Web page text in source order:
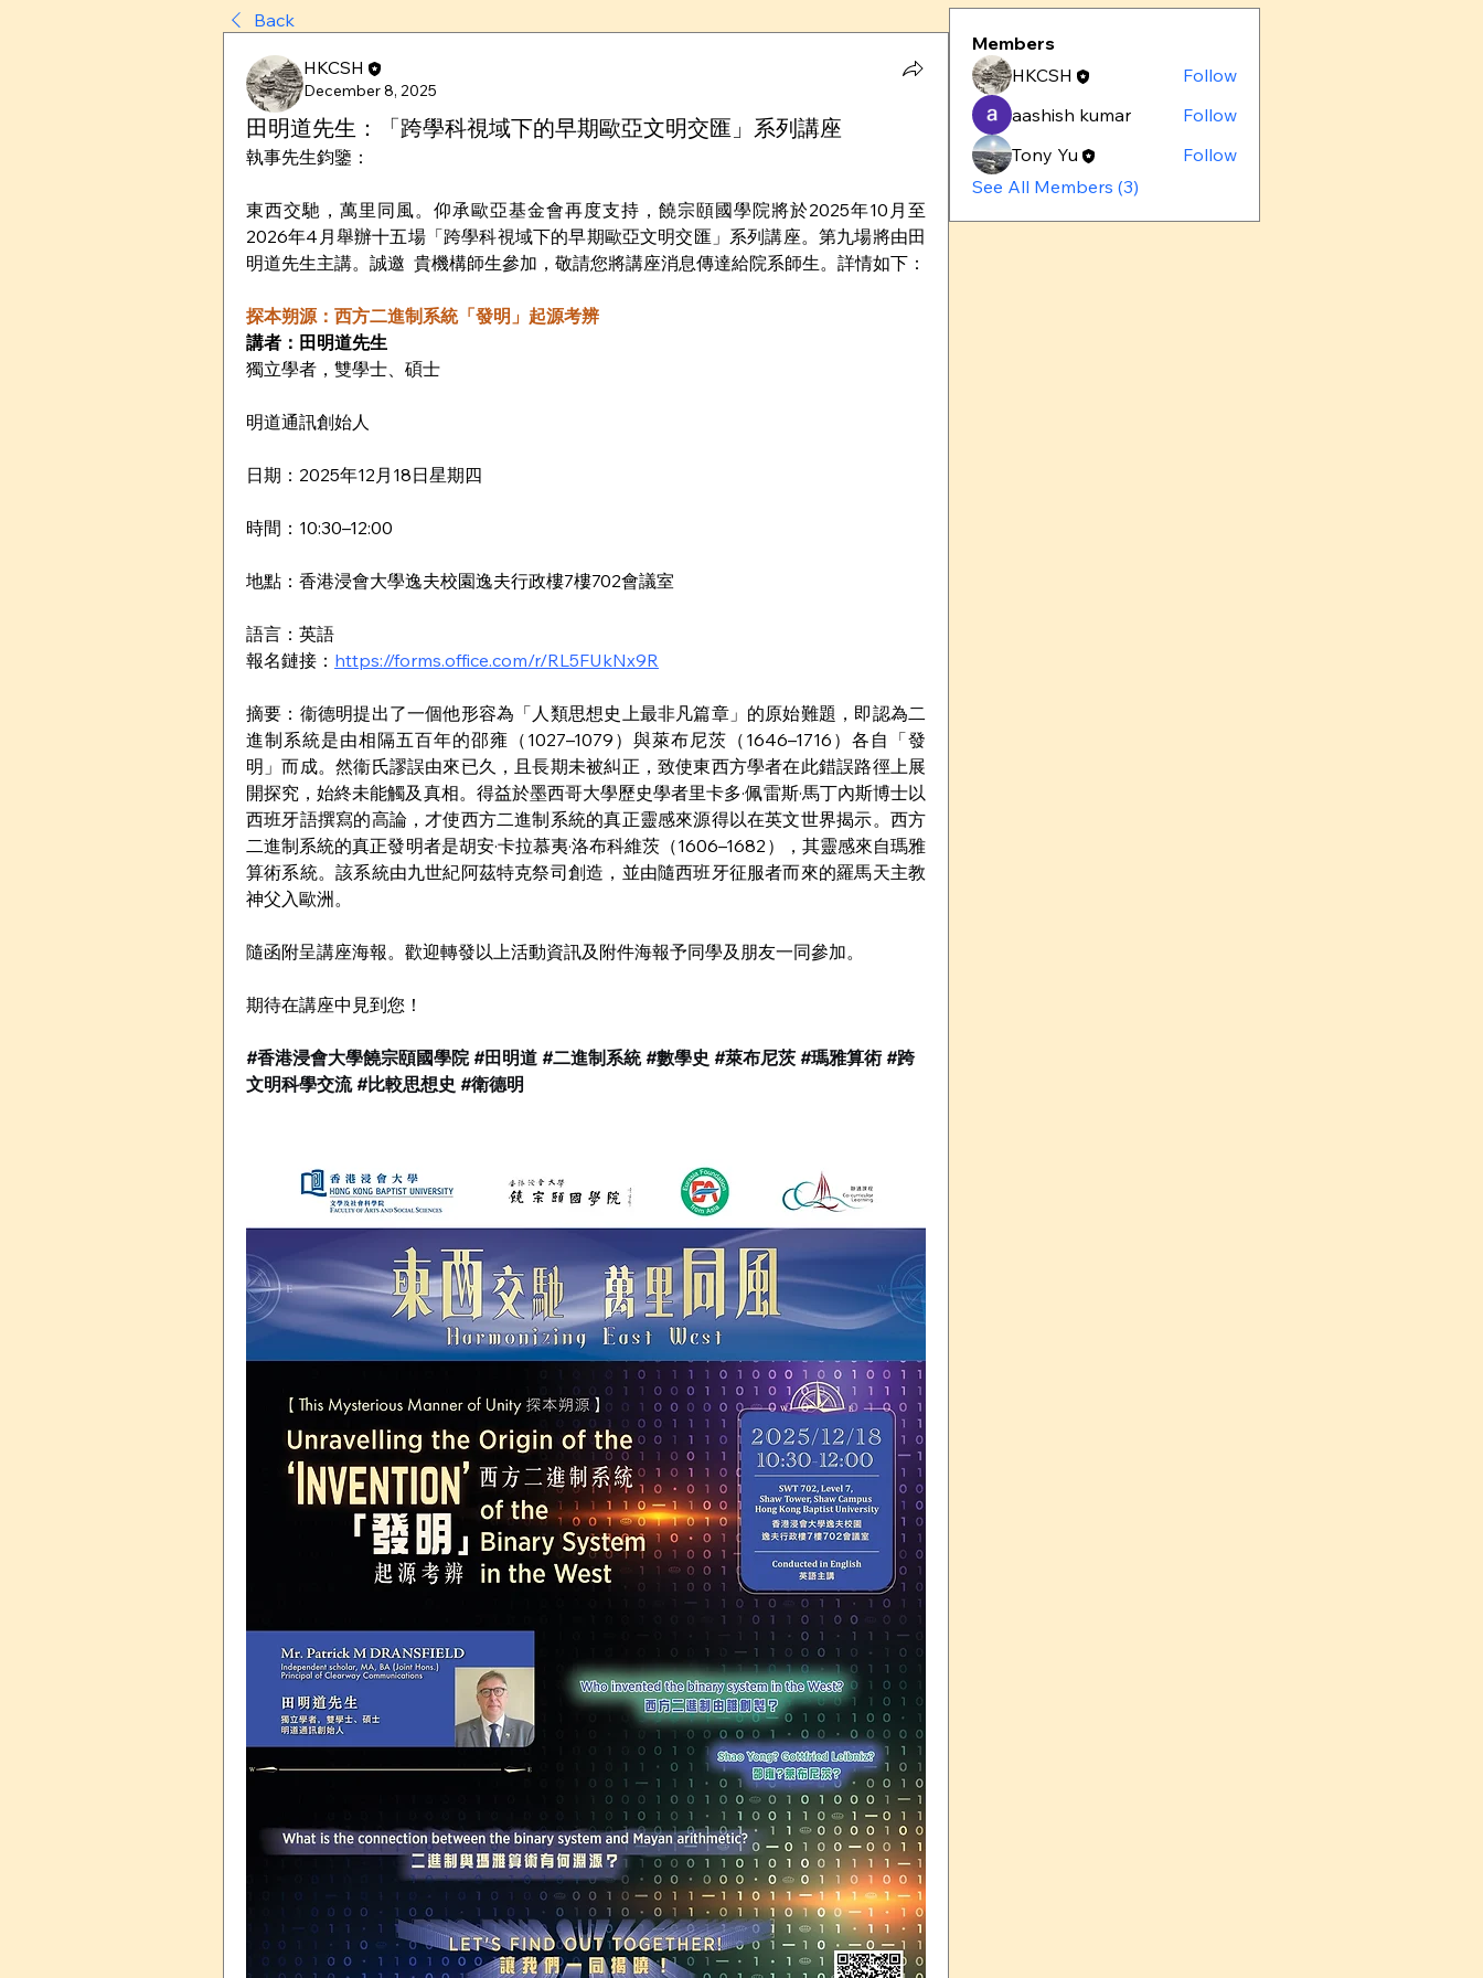
Back
HKCSH
December 8, 2025
田明道先生：「跨學科視域下的早期歐亞文明交匯」系列講座
執事先生鈞鑒：
東西交馳，萬里同風。仰承歐亞基金會再度支持，饒宗頤國學院將於2025年10月至
2026年4月舉辦十五場「跨學科視域下的早期歐亞文明交匯」系列講座。第九場將由田
明道先生主講。誠邀  貴機構師生參加，敬請您將講座消息傳達給院系師生。詳情如下：
探本朔源：西方二進制系統「發明」起源考辨
講者：田明道先生
獨立學者，雙學士、碩士
明道通訊創始人
日期：2025年12月18日星期四
時間：10:30–12:00
地點：香港浸會大學逸夫校園逸夫行政樓7樓702會議室
語言：英語
報名鏈接： https://forms.office.com/r/RL5FUkNx9R
摘要：衞德明提出了一個他形容為「人類思想史上最非凡篇章」的原始難題，即認為二
進制系統是由相隔五百年的邵雍（1027–1079）與萊布尼茨（1646–1716）各自「發
明」而成。然衞氏謬誤由來已久，且長期未被糾正，致使東西方學者在此錯誤路徑上展
開探究，始終未能觸及真相。得益於墨西哥大學歷史學者里卡多·佩雷斯·馬丁內斯博士以
西班牙語撰寫的高論，才使西方二進制系統的真正靈感來源得以在英文世界揭示。西方
二進制系統的真正發明者是胡安·卡拉慕夷·洛布科維茨（1606–1682），其靈感來自瑪雅
算術系統。該系統由九世紀阿茲特克祭司創造，並由隨西班牙征服者而來的羅馬天主教
神父入歐洲。
隨函附呈講座海報。歡迎轉發以上活動資訊及附件海報予同學及朋友一同參加。
期待在講座中見到您！
#香港浸會大學饒宗頤國學院 #田明道 #二進制系統 #數學史 #萊布尼茨 #瑪雅算術 #跨
文明科學交流 #比較思想史 #衛德明
Members
HKCSH
Follow
aashish kumar
Follow
Tony Yu
Follow
See All Members (3)